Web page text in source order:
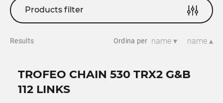
Products filter
Results Ordina per name ▾ name ▴
TROFEO CHAIN 530 TRX2 G&B
112 LINKS